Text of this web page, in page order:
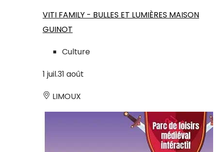
VITI FAMILY - BULLES ET LUMIÈRES MAISON
GUINOT
Culture
1 juil.31 août
LIMOUX